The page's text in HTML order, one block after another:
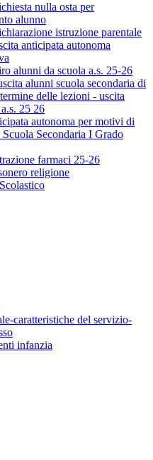
nulla osta per
alunno
istruzione parentale
anticipata autonoma
alunni da scuola a.s. 25-26
alunni scuola secondaria di
delle lezioni - uscita
25 26
autonoma per motivi di
Scuola Secondaria I Grado
farmaci 25-26
religione
caratteristiche del servizio-
infanzia